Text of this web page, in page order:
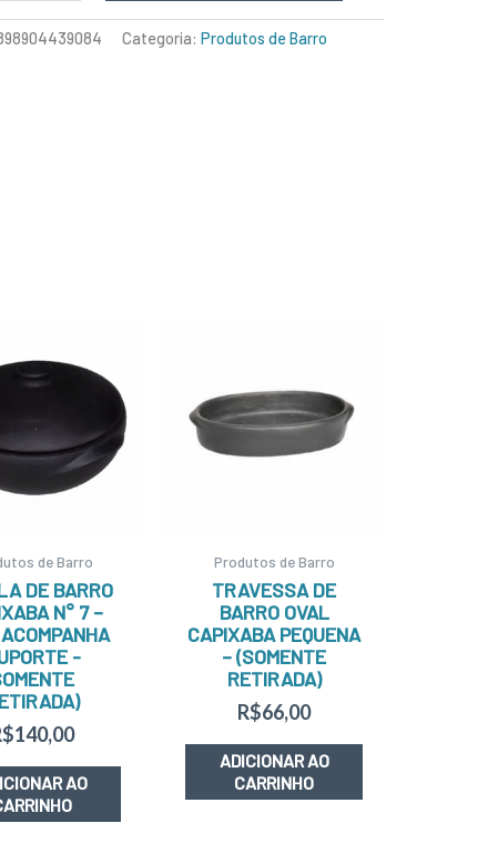
Categoria: Produtos de Barro
de Barro
DE BARRO
N° 7 –
-
140,00
AO
Produtos de Barro
TRAVESSA DE
BARRO OVAL
CAPIXABA PEQUENA
– (SOMENTE
RETIRADA)
R$66,00
ADICIONAR AO
CARRINHO